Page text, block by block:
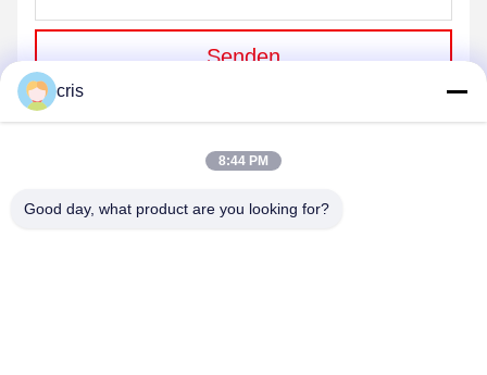
Senden
cris
8:44 PM
Good day, what product are you looking for?